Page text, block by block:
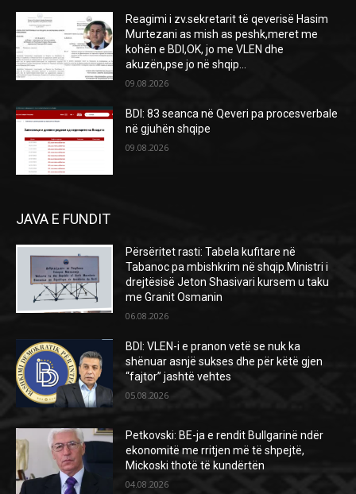
Reagimi i zv.sekretarit të qeverisë Hasim
Murtezani as mish as peshk,meret me
kohën e BDI,OK, jo me VLEN dhe
akuzën,pse jo në shqip...
09.08.2026
BDI: 83 seanca në Qeveri pa procesverbale
në gjuhën shqipe
09.08.2026
JAVA E FUNDIT
Përsëritet rasti: Tabela kufitare në
Tabanoc pa mbishkrim në shqip.Ministri i
drejtësisë Jeton Shasivari kursem u taku
me Granit Osmanin
06.08.2026
BDI: VLEN-i e pranon vetë se nuk ka
shënuar asnjë sukses dhe për këtë gjen
“fajtor” jashtë vehtes
05.08.2026
Petkovski: BE-ja e rendit Bullgarinë ndër
ekonomitë me rritjen më të shpejtë,
Mickoski thotë të kundërtën
04.08.2026